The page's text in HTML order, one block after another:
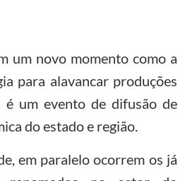
um novo momento como a
para alavancar produções
um evento de difusão de
do estado e região.
em paralelo ocorrem os já